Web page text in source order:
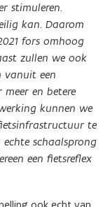
stimuleren.
kan. Daarom
fors omhoog
zullen we ook
vanuit een
en betere
kunnen we
te
schaalsprong
een fietsreflex